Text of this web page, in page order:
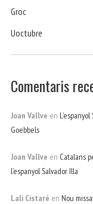
Groc
Uoctubre
Comentaris
Joan Vallve en
Goebbels
Joan Vallve en Catalans
l’espanyol Salvador Illa
Lali Cistaré en Nou